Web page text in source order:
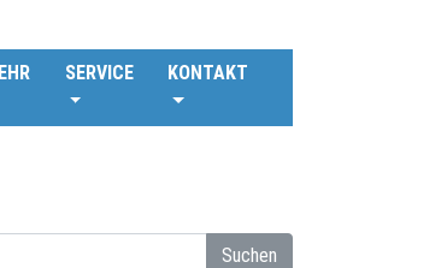
SERVICE KONTAKT
Suchen